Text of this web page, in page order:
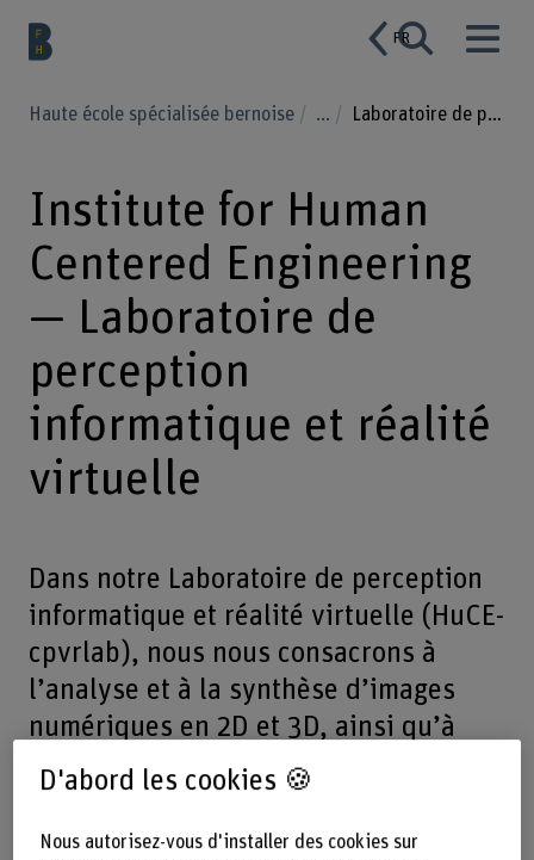
FR
Haute école spécialisée bernoise ... Laboratoire de perception informatique et réalité virtuelle
Institute for Human
Centered Engineering
— Laboratoire de
perception
informatique et réalité
virtuelle
Dans notre Laboratoire de perception
informatique et réalité virtuelle (HuCE-
cpvrlab), nous nous consacrons à
l’analyse et à la synthèse d’images
numériques en 2D et 3D, ainsi qu’à
leur application en robotique et à
l’interaction homme-machine.
D'abord les cookies 🍪
Nous autorisez-vous d'installer des cookies sur